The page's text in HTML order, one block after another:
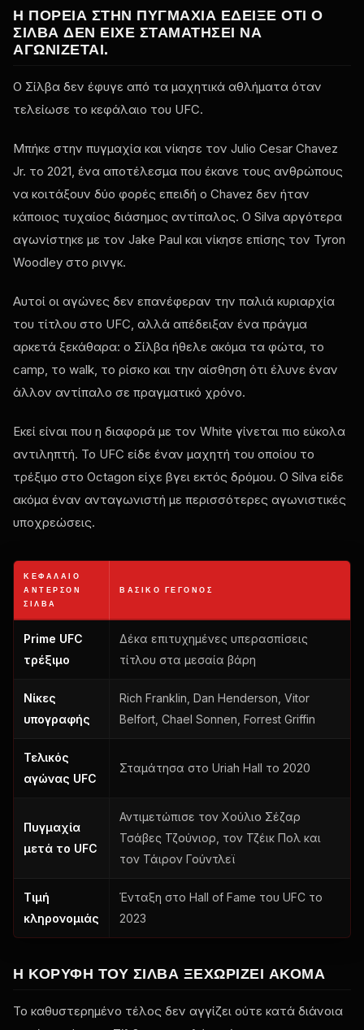
Η ΠΟΡΕΊΑ ΣΤΗΝ ΠΥΓΜΑΧΊΑ ΈΔΕΙΞΕ ΌΤΙ Ο
ΣΊΛΒΑ ΔΕΝ ΕΊΧΕ ΣΤΑΜΑΤΉΣΕΙ ΝΑ
ΑΓΩΝΊΖΕΤΑΙ.
Ο Σίλβα δεν έφυγε από τα μαχητικά αθλήματα όταν
τελείωσε το κεφάλαιο του UFC.
Μπήκε στην πυγμαχία και νίκησε τον Julio Cesar Chavez
Jr. το 2021, ένα αποτέλεσμα που έκανε τους ανθρώπους
να κοιτάξουν δύο φορές επειδή ο Chavez δεν ήταν
κάποιος τυχαίος διάσημος αντίπαλος. Ο Silva αργότερα
αγωνίστηκε με τον Jake Paul και νίκησε επίσης τον Tyron
Woodley στο ρινγκ.
Αυτοί οι αγώνες δεν επανέφεραν την παλιά κυριαρχία
του τίτλου στο UFC, αλλά απέδειξαν ένα πράγμα
αρκετά ξεκάθαρα: ο Σίλβα ήθελε ακόμα τα φώτα, το
camp, το walk, το ρίσκο και την αίσθηση ότι έλυνε έναν
άλλον αντίπαλο σε πραγματικό χρόνο.
Εκεί είναι που η διαφορά με τον White γίνεται πιο εύκολα
αντιληπτή. Το UFC είδε έναν μαχητή του οποίου το
τρέξιμο στο Octagon είχε βγει εκτός δρόμου. Ο Silva είδε
ακόμα έναν ανταγωνιστή με περισσότερες αγωνιστικές
υποχρεώσεις.
ΚΕΦΆΛΑΙΟ
ΆΝΤΕΡΣΟΝ
ΣΊΛΒΑ
ΒΑΣΙΚΌ ΓΕΓΟΝΌΣ
Prime UFC
τρέξιμο
Δέκα επιτυχημένες υπερασπίσεις
τίτλου στα μεσαία βάρη
Νίκες
υπογραφής
Rich Franklin, Dan Henderson, Vitor
Belfort, Chael Sonnen, Forrest Griffin
Τελικός
αγώνας UFC
Σταμάτησα στο Uriah Hall το 2020
Πυγμαχία
μετά το UFC
Αντιμετώπισε τον Χούλιο Σέζαρ
Τσάβες Τζούνιορ, τον Τζέικ Πολ και
τον Τάιρον Γούντλεϊ
Τιμή
κληρονομιάς
Ένταξη στο Hall of Fame του UFC το
2023
Η ΚΟΡΥΦΉ ΤΟΥ ΣΊΛΒΑ ΞΕΧΩΡΊΖΕΙ ΑΚΌΜΑ
Το καθυστερημένο τέλος δεν αγγίζει ούτε κατά διάνοια